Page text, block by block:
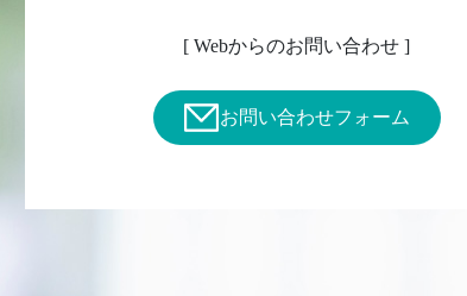
[ Webからのお問い合わせ ]
お問い合わせフォーム